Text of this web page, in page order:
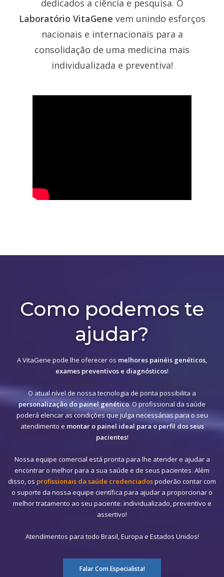
dedicados a ciência e pesquisa. O
Laboratório VitaGene vem unindo esforços
nacionais e internacionais para a
consolidação de uma medicina mais
individualizada e preventiva!
Como podemos te
ajudar?
A VitaGene pode lhe oferecer os melhores painéis genéticos,
exames preventivos e diagnósticos!
O atual nível de nossa tecnologia de ponta possibilita a
personalização do painel genético. O profissional da saúde
poderá elencar as condições que julga necessárias para o seu
atendimento e montar o painel ideal para o perfil dos seus
pacientes!
Nossa equipe comercial está pronta para lhe atender e ajudar a
encontrar o melhor para a sua saúde e de seus pacientes. Além
disso, os profissionais da saúde credenciadospoderão contar com
o suporte da nossa equipe científica para ajudar a proporcionar o
melhor tratamento ao seu paciente: individualizado, preventivo e
assertivo!
Atendimentos para todo Brasil, Europa e Estados Unidos!
Falar Com Especialista!